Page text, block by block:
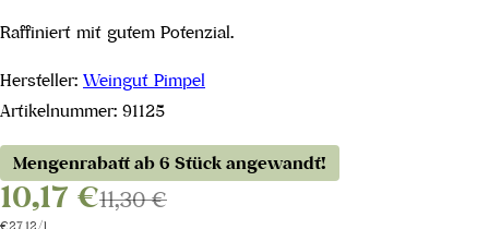
Raffiniert mit gutem Potenzial.
Hersteller: Weingut Pimpel
Artikelnummer: 91125
Mengenrabatt ab 6 Stück angewandt!
10,17 €11,30 €
Stückpreis
€27,12/pro
l